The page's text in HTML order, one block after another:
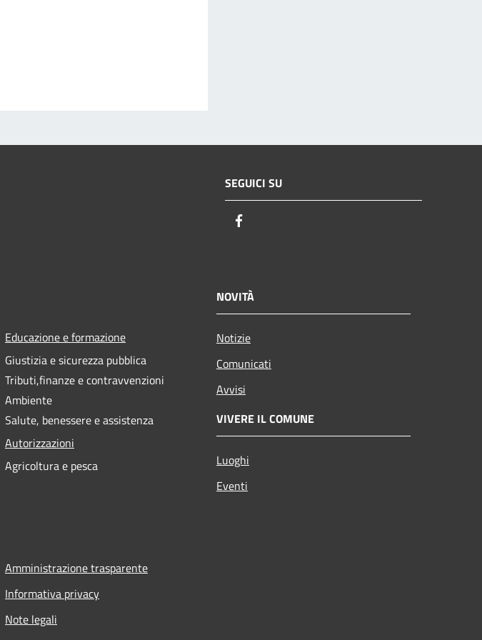
SEGUICI SU
Educazione e formazione
Giustizia e sicurezza pubblica
Tributi,finanze e contravvenzioni
Ambiente
Salute, benessere e assistenza
Autorizzazioni
Agricoltura e pesca
NOVITÀ
Notizie
Comunicati
Avvisi
VIVERE IL COMUNE
Luoghi
Eventi
Amministrazione trasparente
Informativa privacy
Note legali